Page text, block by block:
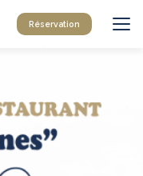
Réservation